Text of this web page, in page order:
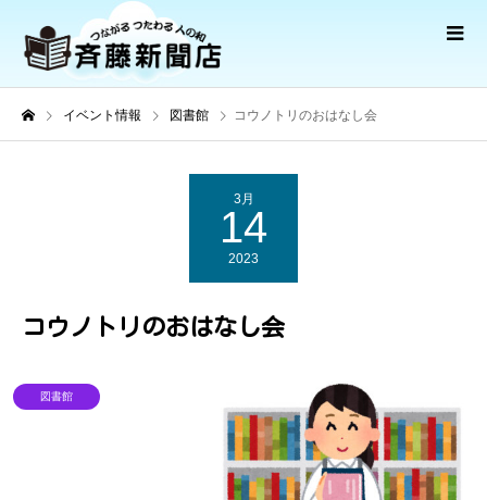
イベント情報 図書館 コウノトリのおはなし会
3月
14
2023
コウノトリのおはなし会
図書館